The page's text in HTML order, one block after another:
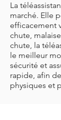
La
marché. Elle
efficacement
chute,
chute, la
le meilleur
sécurité et
rapide, afin
physiques et